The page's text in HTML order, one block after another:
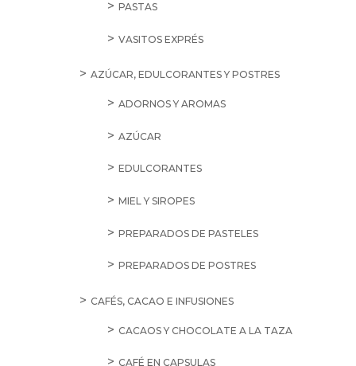
PASTAS
VASITOS EXPRÉS
AZÚCAR, EDULCORANTES Y POSTRES
ADORNOS Y AROMAS
AZÚCAR
EDULCORANTES
MIEL Y SIROPES
PREPARADOS DE PASTELES
PREPARADOS DE POSTRES
CAFÉS, CACAO E INFUSIONES
CACAOS Y CHOCOLATE A LA TAZA
CAFÉ EN CAPSULAS